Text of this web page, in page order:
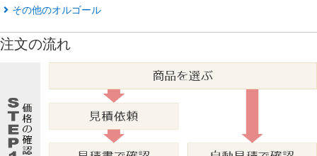
その他のオルゴール
注文の流れ